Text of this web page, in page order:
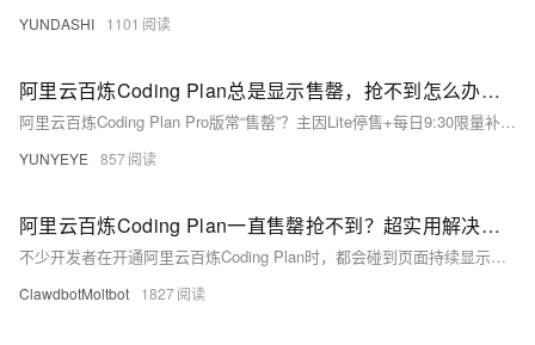
YUNDASHI 1101
阿里云百炼Coding Plan总是显示售罄，抢不到怎么办？附上解决攻略
阿里云百炼Coding Plan Pro版常“售罄”？主因Lite停售+每日9:30限量补货。技巧：提前登录、卡点刷新、速付。替代方案：直用百炼平台，享Qwen3.5-Max等满血模型、新用户100万Token免费额度，按量付费更灵活。
YUNYEYE 857
阿里云百炼Coding Plan一直售罄抢不到？超实用解决攻略来了
不少开发者在开通阿里云百炼Coding Plan时，都会碰到页面持续显示售罄、蹲点也难抢到的问题。其实结合官方规则、抢购方法和替代方案，就能有效解决这个难题。
ClawdbotMoltbot 1827